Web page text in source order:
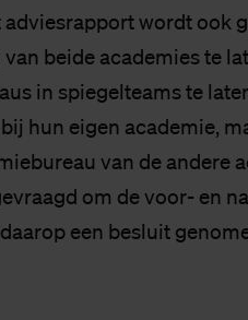
adviesrapport wordt ook
beide academies te
in spiegelteams te
hun eigen academie,
van de andere
om de voor- en
een besluit